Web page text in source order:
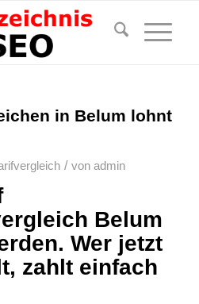
in Belum lohnt
/ von admin
Belum
Wer jetzt
zahlt einfach